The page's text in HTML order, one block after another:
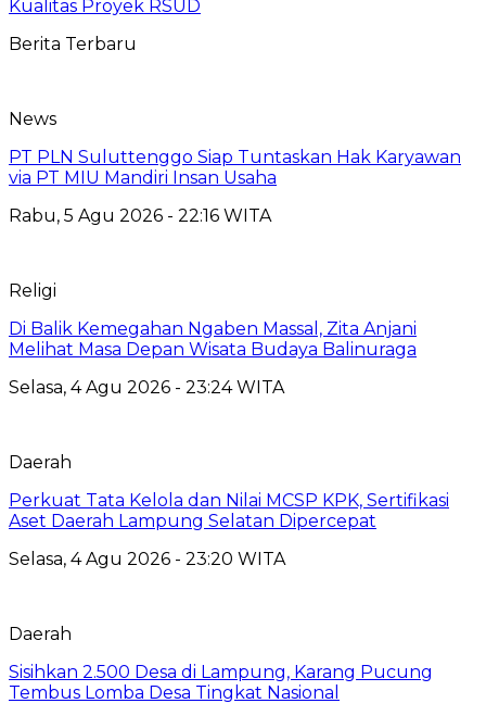
Kualitas Proyek RSUD
Berita Terbaru
News
PT PLN Suluttenggo Siap Tuntaskan Hak Karyawan
via PT MIU Mandiri Insan Usaha
Rabu, 5 Agu 2026 - 22:16 WITA
Religi
Di Balik Kemegahan Ngaben Massal, Zita Anjani
Melihat Masa Depan Wisata Budaya Balinuraga
Selasa, 4 Agu 2026 - 23:24 WITA
Daerah
Perkuat Tata Kelola dan Nilai MCSP KPK, Sertifikasi
Aset Daerah Lampung Selatan Dipercepat
Selasa, 4 Agu 2026 - 23:20 WITA
Daerah
Sisihkan 2.500 Desa di Lampung, Karang Pucung
Tembus Lomba Desa Tingkat Nasional